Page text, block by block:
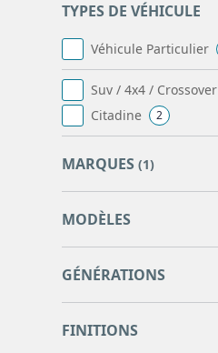
TYPES DE VÉHICULE
Véhicule Particulier
Suv / 4x4 / Crossover
Citadine 2
MARQUES (1)
ALFA ROMEO
AUDI 1
BMW 2
CITROEN
MODÈLES
DUSTER
SANDERO
GÉNÉRATIONS
DUSTER 6
SANDERO
FINITIONS